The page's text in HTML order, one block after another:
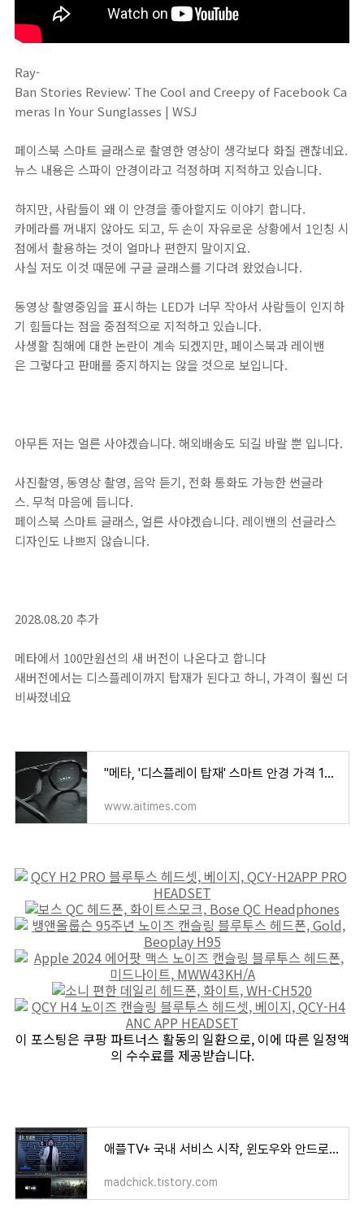
Ray-
Ban Stories Review: The Cool and Creepy of Facebook Ca
meras In Your Sunglasses | WSJ
페이스북 스마트 글래스로 촬영한 영상이 생각보다 화질 괜찮네요.
뉴스 내용은 스파이 안경이라고 걱정하며 지적하고 있습니다.
하지만, 사람들이 왜 이 안경을 좋아할지도 이야기 합니다.
카메라를 꺼내지 않아도 되고, 두 손이 자유로운 상황에서 1인칭 시
점에서 촬용하는 것이 얼마나 편한지 말이지요.
사실 저도 이것 때문에 구글 글래스를 기다려 왔었습니다.
동영상 촬영중임을 표시하는 LED가 너무 작아서 사람들이 인지하
기 힘들다는 점을 중점적으로 지적하고 있습니다.
사생활 침해에 대한 논란이 계속 되겠지만, 페이스북과 레이밴
은 그렇다고 판매를 중지하지는 않을 것으로 보입니다.
아무튼 저는 얼른 사야겠습니다. 해외배송도 되길 바랄 뿐 입니다.
사진촬영, 동영상 촬영, 음악 듣기, 전화 통화도 가능한 썬글라
스. 무척 마음에 듭니다.
페이스북 스마트 글래스, 얼른 사야겠습니다. 레이밴의 선글라스
디자인도 나쁘지 않습니다.
2028.08.20 추가
메타에서 100만원선의 새 버전이 나온다고 합니다
새버전에서는 디스플레이까지 탑재가 된다고 하니, 가격이 훨씬 더
비싸졌네요
"메타, '디스플레이 탑재' 스마트 안경 가격 110만원으로 낮춰" - AI타임스
www.aitimes.com
이 포스팅은 쿠팡 파트너스 활동의 일환으로, 이에 따른 일정액
의 수수료를 제공받습니다.
애플TV+ 국내 서비스 시작, 윈도우와 안드로이드에서도 시청 가능 합니다
madchick.tistory.com